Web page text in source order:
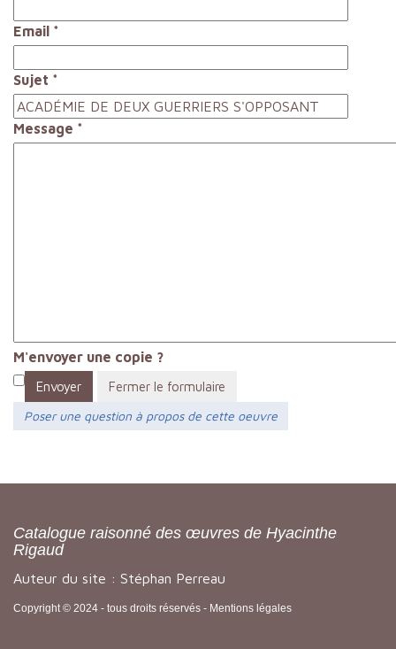
Email *
Sujet *
Message *
M'envoyer une copie ?
Envoyer
Fermer le formulaire
Poser une question à propos de cette oeuvre
Catalogue raisonné des œuvres de Hyacinthe
Rigaud
Auteur du site : Stéphan Perreau
Copyright © 2024 - tous droits réservés - Mentions légales